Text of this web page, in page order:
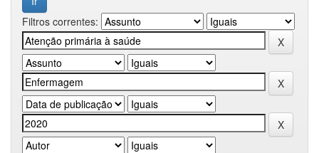
Filtros correntes: